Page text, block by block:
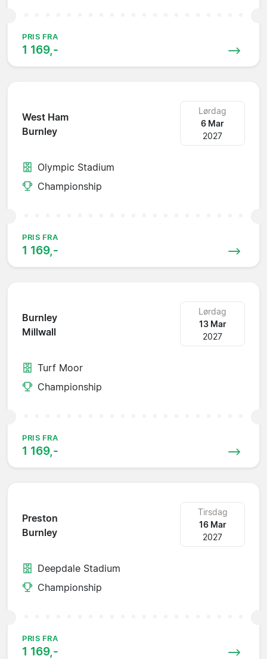
PRIS FRA
1 169,-
West Ham
Burnley
Lørdag
6 Mar
2027
Olympic Stadium
Championship
PRIS FRA
1 169,-
Burnley
Millwall
Lørdag
13 Mar
2027
Turf Moor
Championship
PRIS FRA
1 169,-
Preston
Burnley
Tirsdag
16 Mar
2027
Deepdale Stadium
Championship
PRIS FRA
1 169,-